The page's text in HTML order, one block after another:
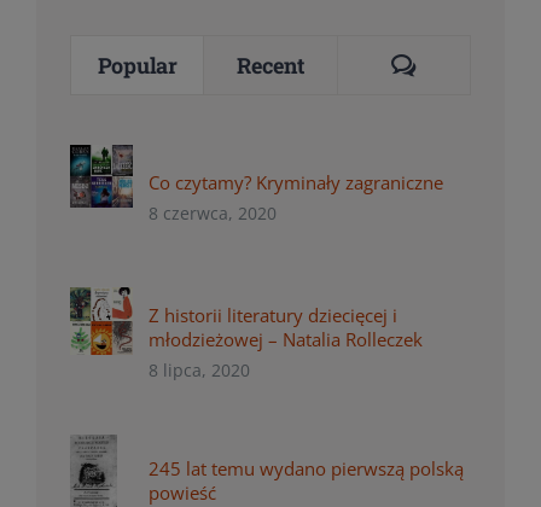
Popular Recent Comments
Co czytamy? Kryminały zagraniczne
8 czerwca, 2020
Z historii literatury dziecięcej i
młodzieżowej – Natalia Rolleczek
8 lipca, 2020
245 lat temu wydano pierwszą polską
powieść